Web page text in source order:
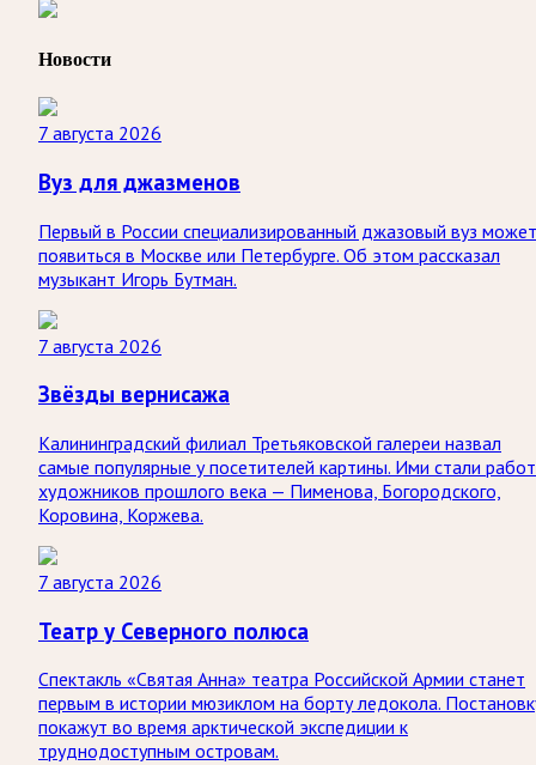
Новости
7 августа 2026
Вуз для джазменов
Первый в России специализированный джазовый вуз может
появиться в Москве или Петербурге. Об этом рассказал
музыкант Игорь Бутман.
7 августа 2026
Звёзды вернисажа
Калининградский филиал Третьяковской галереи назвал
самые популярные у посетителей картины. Ими стали
художников прошлого века — Пименова, Богородского,
Коровина, Коржева.
7 августа 2026
Театр у Северного полюса
Спектакль «Святая Анна» театра Российской Армии станет
первым в истории мюзиклом на борту ледокола.
покажут во время арктической экспедиции к
труднодоступным островам.